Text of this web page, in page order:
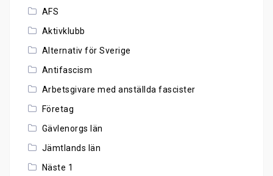
AFS
Aktivklubb
Alternativ för Sverige
Antifascism
Arbetsgivare med anställda fascister
Företag
Gävlenorgs län
Jämtlands län
Näste 1